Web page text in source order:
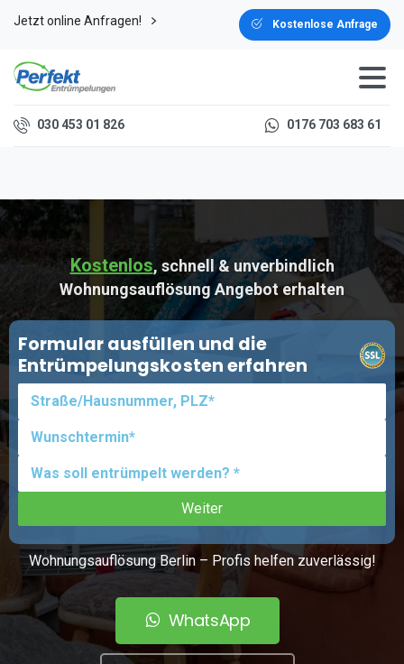
Jetzt online Anfragen! Kostenlose Anfrage
030 453 01 826 0176 703 683 61
Kostenlos, schnell & unverbindlich
Wohnungsauflösung Angebot erhalten
Formular ausfüllen und die
Entrümpelungskosten erfahren
Wohnungsauflösung Berlin – Profis helfen zuverlässig!
WhatsApp